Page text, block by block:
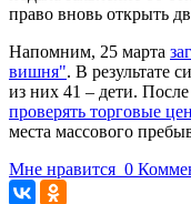
право вновь открыть
Напомним, 25 марта
вишня". В результате
из них 41 – дети.
проверять торговые
места массового
Мне нравится 0